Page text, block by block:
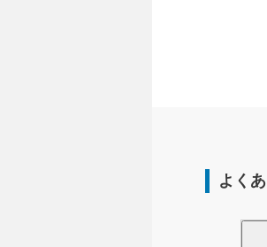
よく